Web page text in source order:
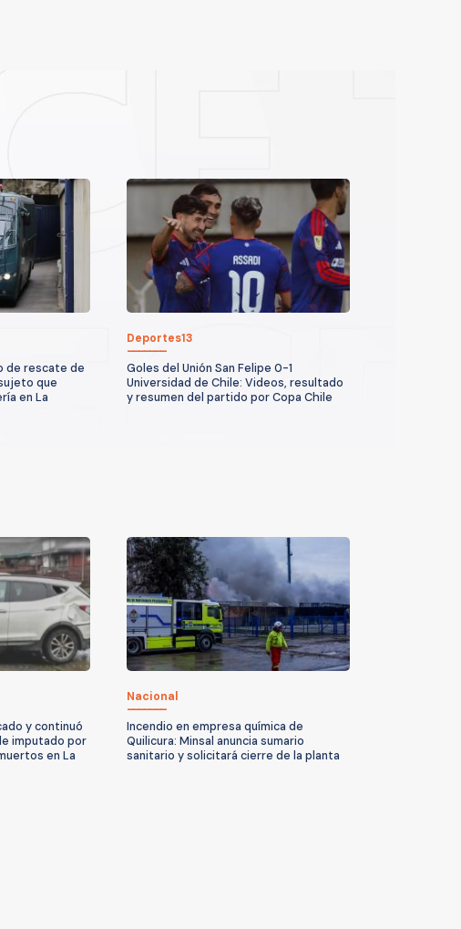
de rescate de
que
en La
Deportes13
Goles del Unión San Felipe 0-1
Universidad de Chile: Videos, resultado
y resumen del partido por Copa Chile
y continuó
imputado por
en La
Nacional
Incendio en empresa química de
Quilicura: Minsal anuncia sumario
sanitario y solicitará cierre de la planta